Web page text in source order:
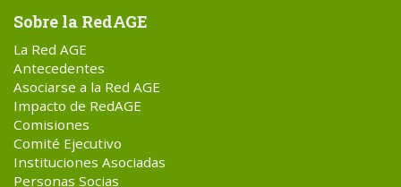
Sobre la RedAGE
La Red AGE
Antecedentes
Asociarse a la Red AGE
Impacto de RedAGE
Comisiones
Comité Ejecutivo
Instituciones Asociadas
Personas Socias